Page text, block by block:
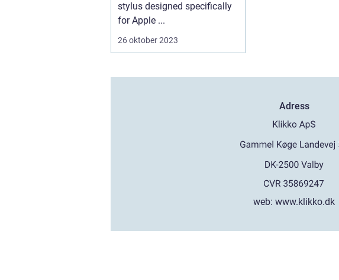
stylus designed specifically
for Apple ...
26 oktober 2023
Adress
web:www.klikko.dk